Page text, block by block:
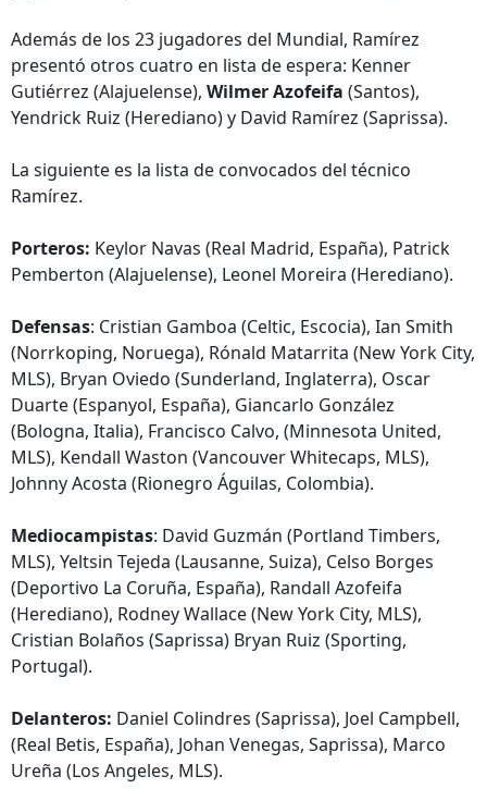
Además de los 23 jugadores del Mundial, Ramírez
presentó otros cuatro en lista de espera: Kenner
Gutiérrez (Alajuelense), Wilmer Azofeifa (Santos),
Yendrick Ruiz (Herediano) y David Ramírez (Saprissa).
La siguiente es la lista de convocados del técnico
Ramírez.
Porteros: Keylor Navas (Real Madrid, España), Patrick
Pemberton (Alajuelense), Leonel Moreira (Herediano).
Defensas: Cristian Gamboa (Celtic, Escocia), Ian Smith
(Norrkoping, Noruega), Rónald Matarrita (New York City,
MLS), Bryan Oviedo (Sunderland, Inglaterra), Oscar
Duarte (Espanyol, España), Giancarlo González
(Bologna, Italia), Francisco Calvo, (Minnesota United,
MLS), Kendall Waston (Vancouver Whitecaps, MLS),
Johnny Acosta (Rionegro Águilas, Colombia).
Mediocampistas: David Guzmán (Portland Timbers,
MLS), Yeltsin Tejeda (Lausanne, Suiza), Celso Borges
(Deportivo La Coruña, España), Randall Azofeifa
(Herediano), Rodney Wallace (New York City, MLS),
Cristian Bolaños (Saprissa) Bryan Ruiz (Sporting,
Portugal).
Delanteros: Daniel Colindres (Saprissa), Joel Campbell,
(Real Betis, España), Johan Venegas, Saprissa), Marco
Ureña (Los Angeles, MLS).